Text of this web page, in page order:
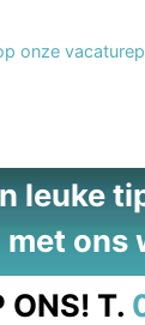
onze
leuke
met ons
ONS! T.